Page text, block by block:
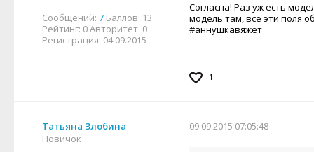
Сообщений: 7 Баллов: 13
Рейтинг: 0Авторитет: 0
Регистрация: 04.09.2015
Согласна! Раз уж есть
модель там, все эти поля
#аннушкавяжет
1
Татьяна Злобина
Новичок
09.09.2015 07:05:48